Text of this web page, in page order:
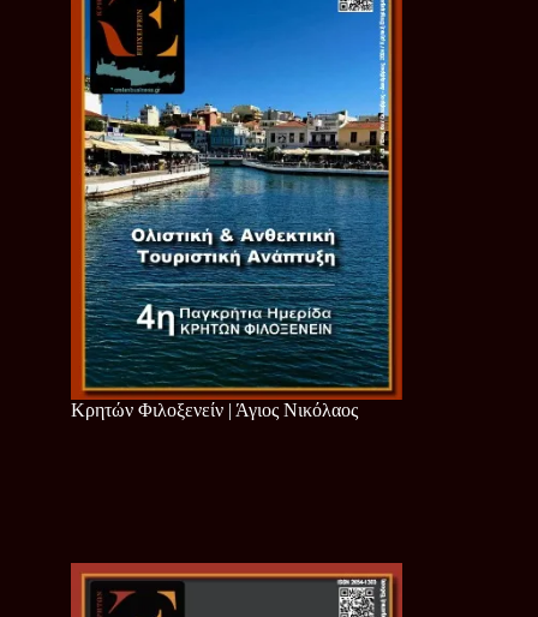
Κρητών Φιλοξενείν | Άγιος Νικόλαος